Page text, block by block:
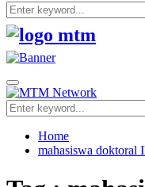
Search
for:
Facebook
Twitter
Youtube
Primary
Menu
Search
for:
Home
mahasiswa doktoral